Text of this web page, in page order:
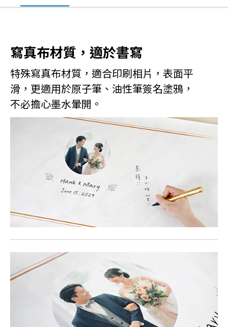
寫真布材質，適於書寫
特殊寫真布材質，適合印刷相片，表面平
滑，更適用於原子筆、油性筆簽名塗鴉，
不必擔心墨水暈開。